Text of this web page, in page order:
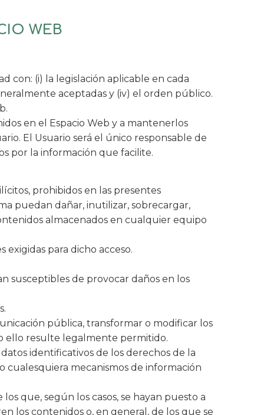
WEB
con: (i) la legislación aplicable en cada
aceptadas y (iv) el orden público.
en el Espacio Web y a mantenerlos
El Usuario será el único responsable de
por la información que facilite.
prohibidos en las presentes
puedan dañar, inutilizar, sobrecargar,
almacenados en cualquier equipo
para dicho acceso.
susceptibles de provocar daños en los
pública, transformar o modificar los
ello resulte legalmente permitido.
identificativos de los derechos de la
cualesquiera mecanismos de información
que, según los casos, se hayan puesto a
los contenidos o, en general, de los que se